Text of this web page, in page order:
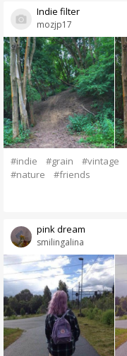
mozjp17
Indie filter
#indie #grain #vintage
#nature
#friends
smilingalina
pink dream